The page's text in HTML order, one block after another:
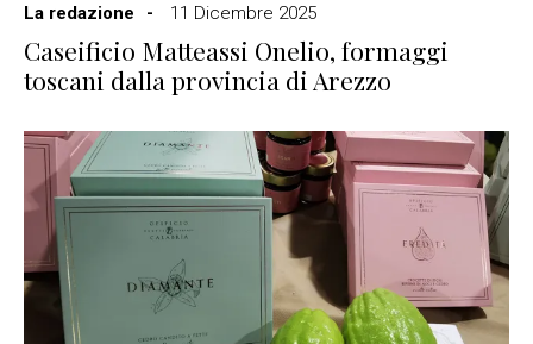
La redazione
11 Dicembre 2025
Caseificio Matteassi Onelio, formaggi
toscani dalla provincia di Arezzo